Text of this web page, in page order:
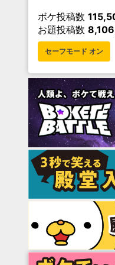
ボケ投稿数
お題投稿数
セーフモード オン